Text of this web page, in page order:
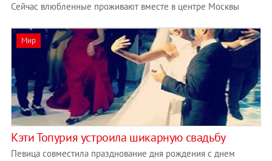
Сейчас влюбленные проживают вместе в центре Москвы
Мир
Кэти Топурия устроила шикарную свадьбу
Певица совместила празднование дня рождения с днем